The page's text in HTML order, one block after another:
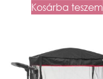
Kosárba teszem